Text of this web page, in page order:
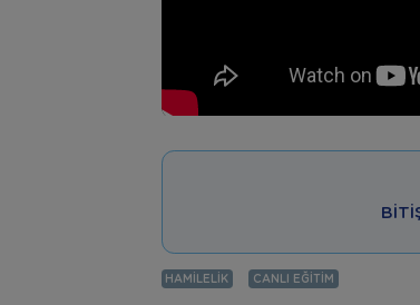
HAMILELIK CANLI EĞITIM